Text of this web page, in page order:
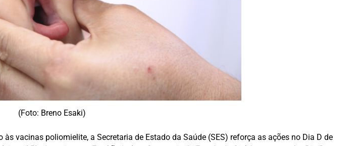
(Foto: Breno Esaki)
vacinas poliomielite, a Secretaria de Estado da Saúde (SES) reforça as ações no Dia D de